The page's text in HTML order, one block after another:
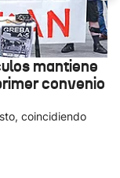
mantiene
convenio
coincidiendo